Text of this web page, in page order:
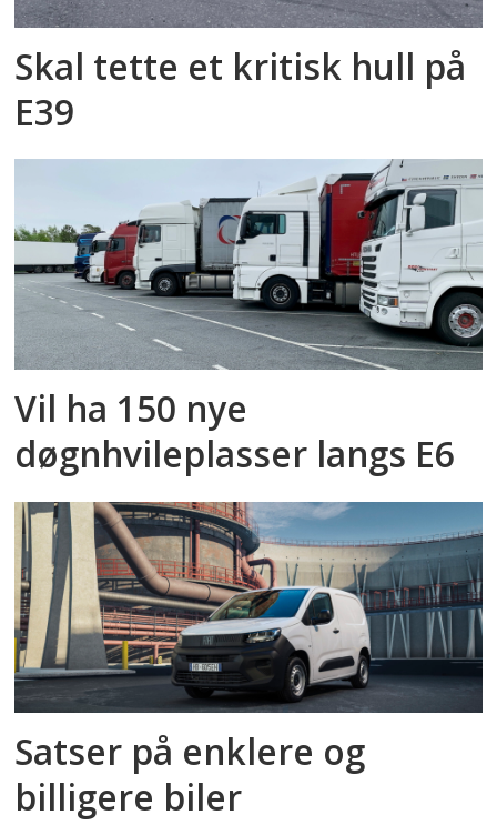
Skal tette et kritisk hull på
E39
Vil ha 150 nye
døgnhvileplasser langs E6
Satser på enklere og
billigere biler